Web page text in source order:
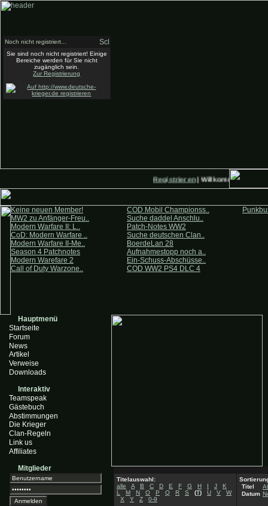
Registrieren| Willkommen auf
Keine neuen Member!
MW2 zu Anfänger-Freu..
Modern Warfare II: L..
CoD: Modern Warfare ..
Modern Warfare II-Me..
Season 4 Patchnotes
Modern Warefare 2
Call of Duty Warzone..
COD Mobil Championss..
Suche daddel Anschlu..
Patch-Notes WW2
Suche deutschen Clan..
BoerdeLan 28
Aufnahmestopp noch a..
Ein-Schuss-Abschüsse..
COD WW2 PS4 DLC 4
Hauptmenü
Startseite
Forum
News
Artikel
Verweise
Downloads
Interaktiv
Teamspeak
Gästebuch
Abstimmungen
Die Krieger
Clan-Regeln
Link us
Affiliates
Mitglieder
Titelauswahl:
alle
A B C D E F G H I J
K
L
M N O P Q R S (T) U V
W
X
Y Z 0-9
Titel
Datum
Noch nicht registriert...
Sie sind noch nicht registriert! Einige
Bereiche werden für Sie nicht
zugänglich sein.
Zur Registrierung